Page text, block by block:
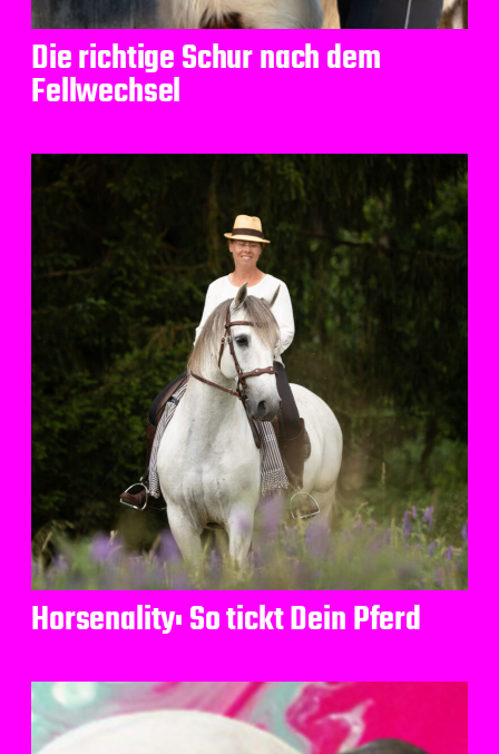
Die richtige Schur nach dem
Fellwechsel
Horsenality: So tickt Dein Pferd